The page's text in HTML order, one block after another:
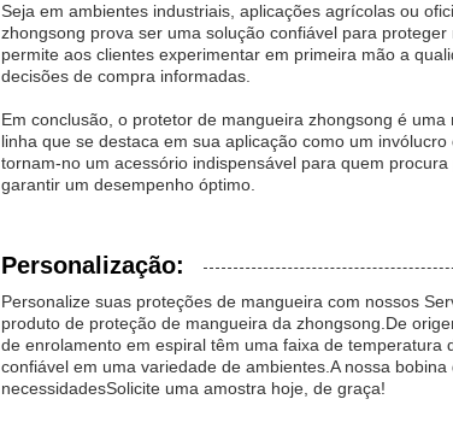
Seja em ambientes industriais, aplicações agrícolas ou
zhongsong prova ser uma solução confiável para
permite aos clientes experimentar em primeira mão a
decisões de compra informadas.
Em conclusão, o protetor de mangueira zhongsong é
linha que se destaca em sua aplicação como um
tornam-no um acessório indispensável para quem
garantir um desempenho óptimo.
Personalização:
Personalize suas proteções de mangueira com nossos
produto de proteção de mangueira da zhongsong.De
de enrolamento em espiral têm uma faixa de temperatura
confiável em uma variedade de ambientes.A nossa
necessidadesSolicite uma amostra hoje, de graça!